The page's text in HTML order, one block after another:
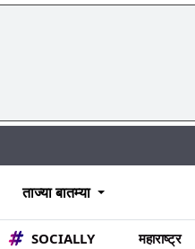
Mumbai
ताज्या बातम्या
SOCIALLY महाराष्ट्र